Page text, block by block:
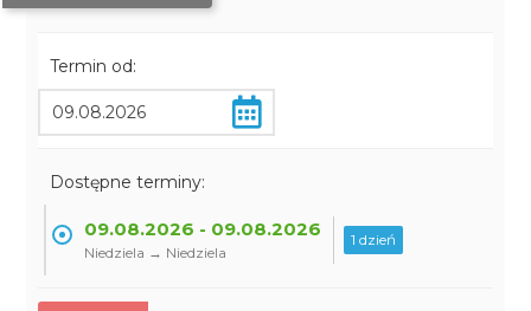
Termin od:
Dostępne terminy:
09.08.2026 - 09.08.2026
Niedziela → Niedziela
1 dzień